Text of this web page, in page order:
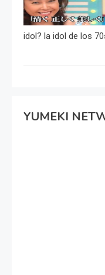
idol? la idol de los
YUMEKI